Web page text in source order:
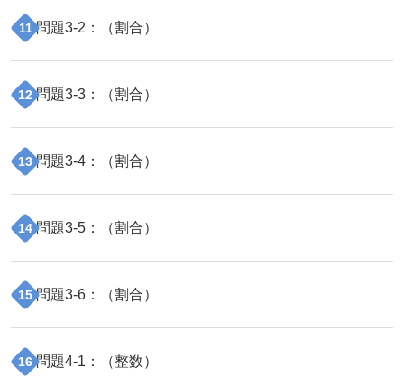
11 問題3-2 ：（割合）
12 問題3-3 ：（割合）
13 問題3-4 ：（割合）
14 問題3-5 ：（割合）
15 問題3-6 ：（割合）
16 問題4-1 ：（整数）